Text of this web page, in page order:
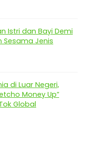
Istri dan Bayi Demi
Sesama Jenis
di Luar Negeri,
Money Up”
Global